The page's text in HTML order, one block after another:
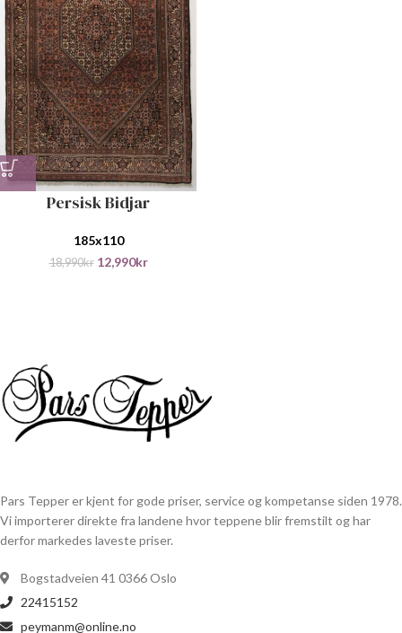
Persisk Bidjar
185x110
18,990kr 12,990kr
Pars Tepper er kjent for gode priser, service og kompetanse siden 1978.
Vi importerer direkte fra landene hvor teppene blir fremstilt og har
derfor markedes laveste priser.
Bogstadveien 41 0366 Oslo
22415152
peymanm@online.no